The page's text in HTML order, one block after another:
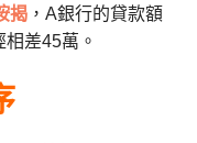
揭，A銀行的貸款額
差45萬。